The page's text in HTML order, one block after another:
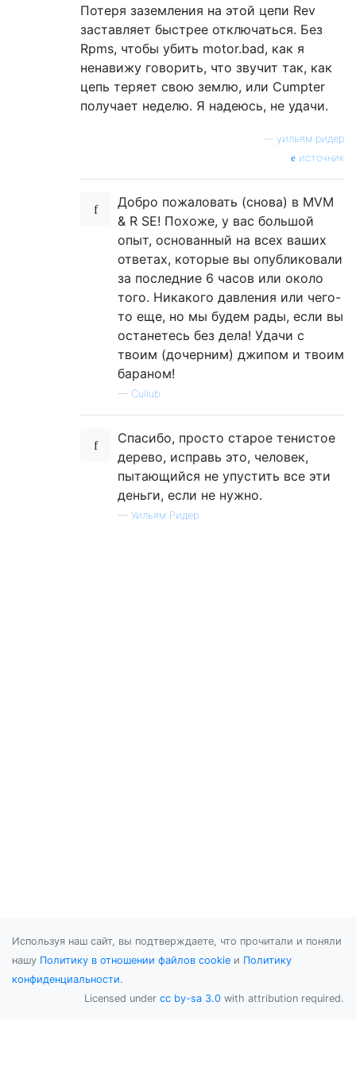
Потеря заземления на этой цепи Rev
заставляет быстрее отключаться. Без
Rpms, чтобы убить motor.bad, как я
ненавижу говорить, что звучит так, как
цепь теряет свою землю, или Cumpter
получает неделю. Я надеюсь, не удачи.
уильям ридер
источник
Добро пожаловать (снова) в MVM
& R SE! Похоже, у вас большой
опыт, основанный на всех ваших
ответах, которые вы опубликовали
за последние 6 часов или около
того. Никакого давления или чего-
то еще, но мы будем рады, если вы
останетесь без дела! Удачи с
твоим (дочерним) джипом и твоим
бараном!
— Cullub
Спасибо, просто старое тенистое
дерево, исправь это, человек,
пытающийся не упустить все эти
деньги, если не нужно.
— Уильям Ридер
Используя наш сайт, вы подтверждаете, что прочитали и поняли
нашу Политику в отношении файлов cookie и Политику
конфиденциальности.
Licensed under cc by-sa 3.0 with attribution required.